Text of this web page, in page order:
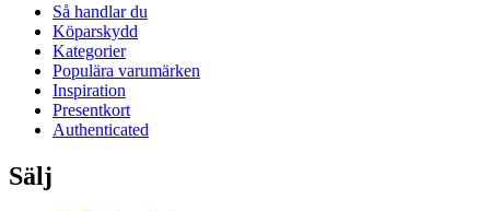
Så handlar du
Köparskydd
Kategorier
Populära varumärken
Inspiration
Presentkort
Authenticated
Sälj